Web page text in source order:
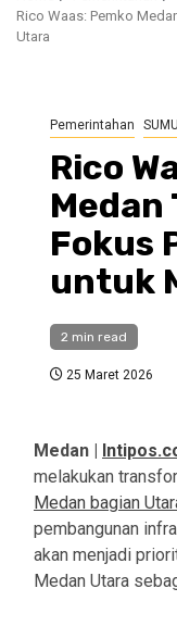
Rico Waas: Pemko
Utara
Pemerintahan
Rico
Medan
Fokus
untuk
2 min read
25 Maret 2026
Medan |
melakukan
Medan bagian
pembangunan
akan menjadi
Medan Utara